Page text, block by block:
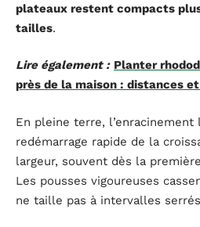
plateaux restent compacts
tailles.
Lire également : Planter
près de la maison : distances
En pleine terre, l’enracinement
redémarrage rapide de la
largeur, souvent dès la
Les pousses vigoureuses
ne taille pas à intervalles